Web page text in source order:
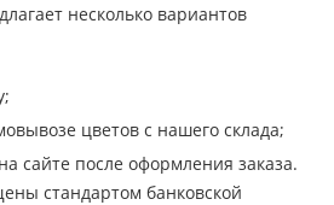
несколько вариантов
цветов с нашего склада;
сайте после оформления заказа.
стандартом банковской